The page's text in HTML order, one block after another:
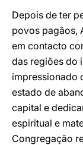
Depois de ter
povos pagãos,
em contacto
das regiões do
impressionado
estado de
capital e
espiritual e
Congregação